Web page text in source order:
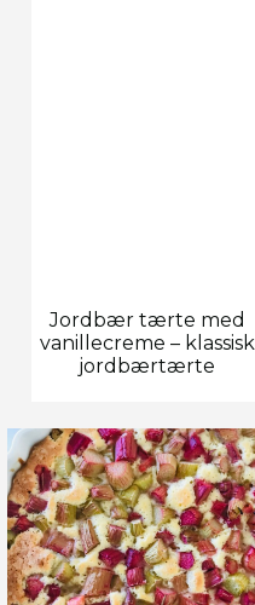
Jordbær tærte med
vanillecreme – klassisk
jordbærtærte